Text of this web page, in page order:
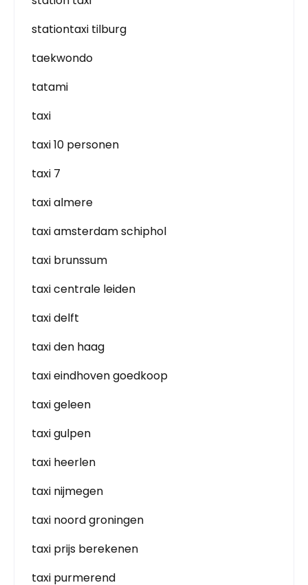
stationtaxi tilburg
taekwondo
tatami
taxi
taxi 10 personen
taxi 7
taxi almere
taxi amsterdam schiphol
taxi brunssum
taxi centrale leiden
taxi delft
taxi den haag
taxi eindhoven goedkoop
taxi geleen
taxi gulpen
taxi heerlen
taxi nijmegen
taxi noord groningen
taxi prijs berekenen
taxi purmerend